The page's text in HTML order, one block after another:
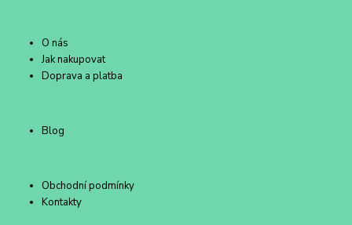
O nás
Jak nakupovat
Doprava a platba
Blog
Obchodní podmínky
Kontakty